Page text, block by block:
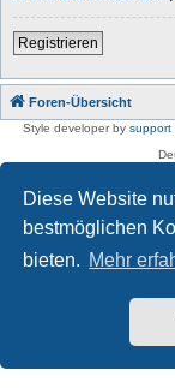
Diese Website
bestmöglichen
bieten. Mehr
Registrieren
Foren-Übersicht
Style developer by support